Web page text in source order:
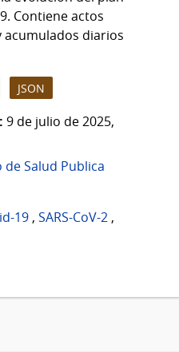
Contiene actos
acumulados diarios
JSON
9 de julio de 2025,
Salud Publica
19 , SARS-CoV-2 ,